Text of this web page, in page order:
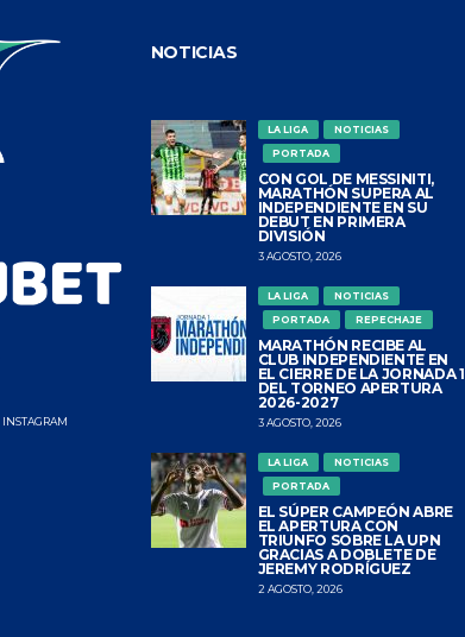
INSTAGRAM
NOTICIAS
LA LIGA
NOTICIAS
PORTADA
CON GOL DE MESSINITI,
MARATHÓN SUPERA AL
INDEPENDIENTE EN SU
DEBUT EN PRIMERA
DIVISIÓN
3 AGOSTO, 2026
LA LIGA
NOTICIAS
PORTADA
REPECHAJE
MARATHÓN RECIBE AL
CLUB INDEPENDIENTE EN
EL CIERRE DE LA JORNADA 1
DEL TORNEO APERTURA
2026-2027
3 AGOSTO, 2026
LA LIGA
NOTICIAS
PORTADA
EL SÚPER CAMPEÓN ABRE
EL APERTURA CON
TRIUNFO SOBRE LA UPN
GRACIAS A DOBLETE DE
JEREMY RODRÍGUEZ
2 AGOSTO, 2026